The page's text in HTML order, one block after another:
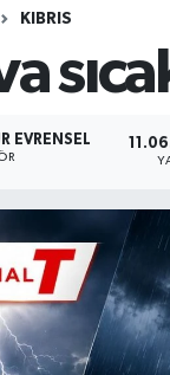
KIBRIS
EVRENSEL